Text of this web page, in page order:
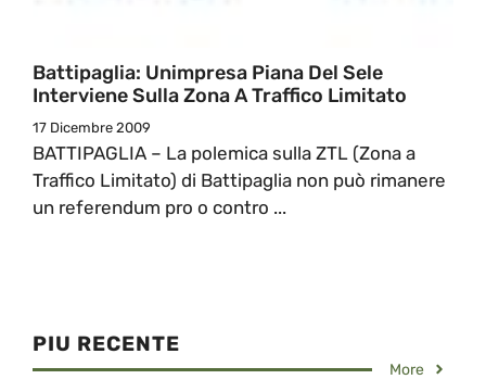
Battipaglia: Unimpresa Piana Del Sele
Interviene Sulla Zona A Traffico Limitato
17 Dicembre 2009
BATTIPAGLIA – La polemica sulla ZTL (Zona a
Traffico Limitato) di Battipaglia non può rimanere
un referendum pro o contro ...
PIU RECENTE
More